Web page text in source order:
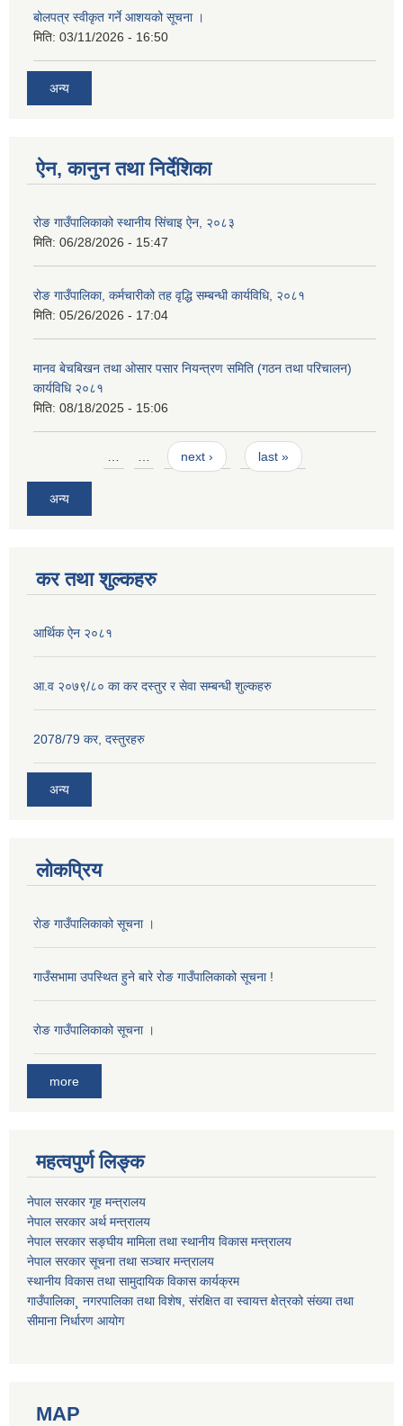
बोलपत्र स्वीकृत गर्ने आशयको सूचना ।
मिति: 03/11/2026 - 16:50
अन्य
ऐन, कानुन तथा निर्देशिका
रोङ गाउँपालिकाको स्थानीय सिंचाइ ऐन, २०८३
मिति: 06/28/2026 - 15:47
रोङ गाउँपालिका, कर्मचारीको तह वृद्धि सम्बन्धी कार्यविधि, २०८१
मिति: 05/26/2026 - 17:04
मानव बेचबिखन तथा ओसार पसार नियन्त्रण समिति (गठन तथा परिचालन)
कार्यविधि २०८१
मिति: 08/18/2025 - 15:06
… … next › last »
अन्य
कर तथा शुल्कहरु
आर्थिक ऐन २०८१
आ.व २०७९/८० का कर दस्तुर र सेवा सम्बन्धी शुल्कहरु
2078/79 कर, दस्तुरहरु
अन्य
लोकप्रिय
राेङ गाउँपालिकाको सूचना ।
गाउँसभामा उपस्थित हुने बारे रोङ गाउँपालिकाको सूचना !
राेङ गाउँपालिकाको सूचना ।
more
महत्वपुर्ण लिङ्क
नेपाल सरकार गृह मन्त्रालय
नेपाल सरकार अर्थ मन्त्रालय
नेपाल सरकार सङ्घीय मामिला तथा स्थानीय विकास मन्त्रालय
नेपाल सरकार सूचना तथा सञ्चार मन्त्रालय
स्थानीय विकास तथा सामुदायिक विकास कार्यक्रम
गाउँपालिका¸ नगरपालिका तथा विशेष, संरक्षित वा स्वायत्त क्षेत्रको संख्या तथा
सीमाना निर्धारण आयोग
MAP